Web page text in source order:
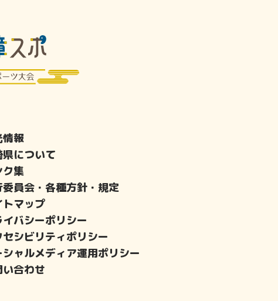
情報
県について
ク集
委員会・各種方針・規定
トマップ
イバシーポリシー
セシビリティポリシー
シャルメディア運用ポリシー
い合わせ